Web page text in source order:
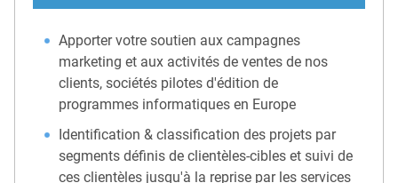
Apporter votre soutien aux campagnes
marketing et aux activités de ventes de nos
clients, sociétés pilotes d'édition de
programmes informatiques en Europe
Identification & classification des projets par
segments définis de clientèles-cibles et suivi de
ces clientèles jusqu'à la reprise par les services